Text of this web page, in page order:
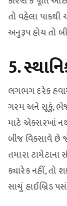
તો વહેલા
અનુરૂપ હોય તો
5.
લગભગ દરેક
ગરમ અને સૂકું,
માટે એકસરખાં
બીજ વિકસાવે છે
તમારા
ક્યારેક નહીં, તો
સાચું હાઈબ્રિડ